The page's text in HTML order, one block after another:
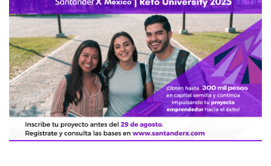
Santander
X
México
|
Reto
University
2025